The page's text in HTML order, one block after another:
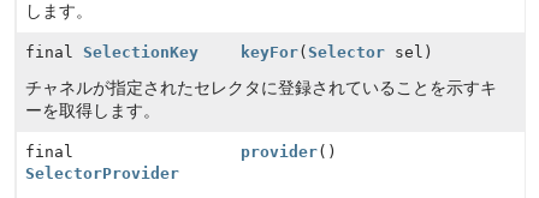
します。
final SelectionKey keyFor(Selector sel)
チャネルが指定されたセレクタに登録されていることを示すキ
ーを取得します。
final
SelectorProvider
provider()